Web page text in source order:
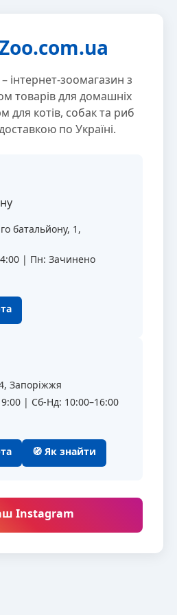
– інтернет-зоомагазин з
товарів для домашніх
для котів, собак та риб
по Україні.
батальйону, 1,
| Пн: Зачинено
Запоріжжя
| Сб-Нд: 10:00–16:00
🧭 Як знайти
Instagram